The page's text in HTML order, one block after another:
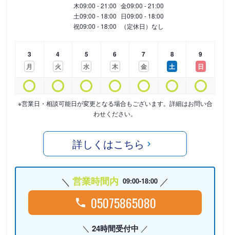
木09:00 - 21:00 金09:00 - 21:00
土09:00 - 18:00 日09:00 - 18:00
祝09:00 - 18:00 （定休日）なし
3
月
4
火
5
水
6
木
7
金
8
土
9
日
※営業日・相談可能日が変更となる場合もございます。詳細はお問い合
わせください。
詳しくはこちら
営業時間内 09:00-18:00
05075865080
24時間受付中